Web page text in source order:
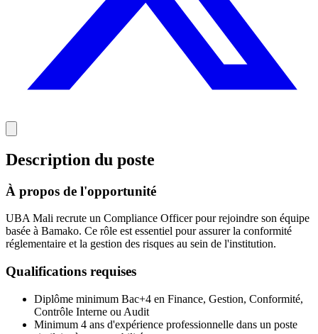
Description du poste
À propos de l'opportunité
UBA Mali recrute un Compliance Officer pour rejoindre son équipe
basée à Bamako. Ce rôle est essentiel pour assurer la conformité
réglementaire et la gestion des risques au sein de l'institution.
Qualifications requises
Diplôme minimum Bac+4 en Finance, Gestion, Conformité,
Contrôle Interne ou Audit
Minimum 4 ans d'expérience professionnelle dans un poste